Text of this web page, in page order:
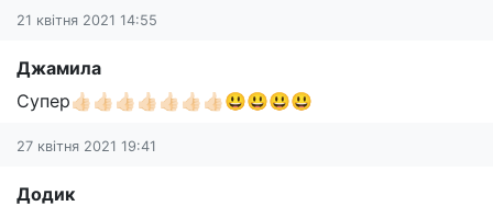
21 квітня 2021 14:55
Джамила
Супер👍🏻👍🏻👍🏻👍🏻👍🏻👍🏻👍🏻😃😃😃😃
27 квітня 2021 19:41
Додик